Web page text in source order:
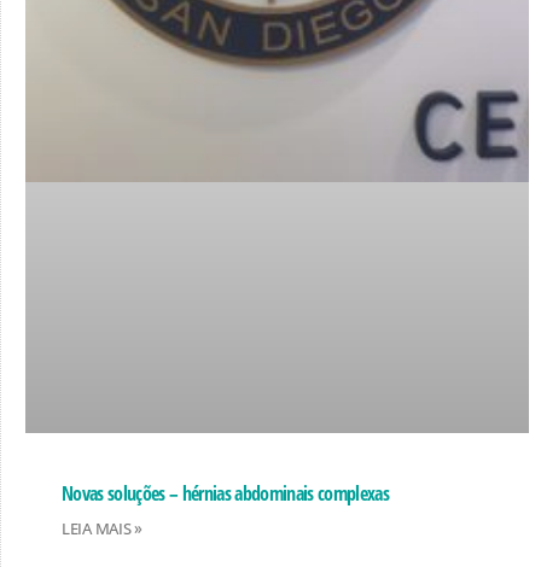
Novas soluções – hérnias abdominais complexas
LEIA MAIS »